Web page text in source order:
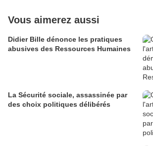
Vous aimerez aussi
Didier Bille dénonce les pratiques
abusives des Ressources Humaines
La Sécurité sociale, assassinée par
des choix politiques délibérés